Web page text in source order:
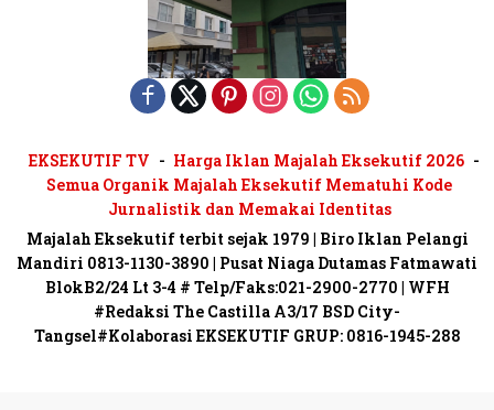
EKSEKUTIF TV
Harga Iklan Majalah Eksekutif 2026
Semua Organik Majalah Eksekutif Mematuhi Kode
Jurnalistik dan Memakai Identitas
Majalah Eksekutif terbit sejak 1979 | Biro Iklan Pelangi
Mandiri 0813-1130-3890 | Pusat Niaga Dutamas Fatmawati
BlokB2/24 Lt 3-4 # Telp/Faks:021-2900-2770 | WFH
#Redaksi The Castilla A3/17 BSD City-
Tangsel#Kolaborasi EKSEKUTIF GRUP: 0816-1945-288